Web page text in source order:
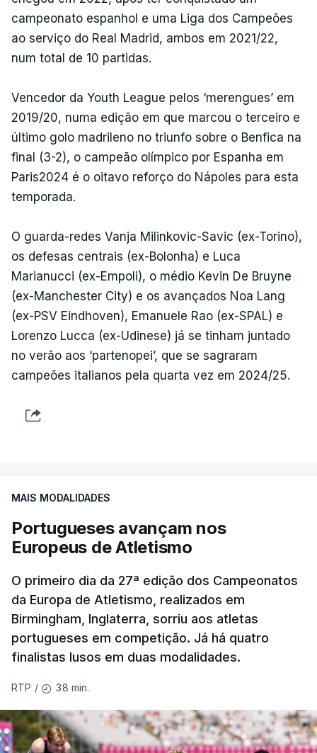
campeonato espanhol e uma Liga dos Campeões
ao serviço do Real Madrid, ambos em 2021/22,
num total de 10 partidas.
Vencedor da Youth League pelos ‘merengues’ em
2019/20, numa edição em que marcou o terceiro e
último golo madrileno no triunfo sobre o Benfica na
final (3-2), o campeão olímpico por Espanha em
Paris2024 é o oitavo reforço do Nápoles para esta
temporada.
O guarda-redes Vanja Milinkovic-Savic (ex-Torino),
os defesas centrais (ex-Bolonha) e Luca
Marianucci (ex-Empoli), o médio Kevin De Bruyne
(ex-Manchester City) e os avançados Noa Lang
(ex-PSV Eindhoven), Emanuele Rao (ex-SPAL) e
Lorenzo Lucca (ex-Udinese) já se tinham juntado
no verão aos ‘partenopei’, que se sagraram
campeões italianos pela quarta vez em 2024/25.
MAIS MODALIDADES
Portugueses avançam nos
Europeus de Atletismo
O primeiro dia da 27ª edição dos Campeonatos
da Europa de Atletismo, realizados em
Birmingham, Inglaterra, sorriu aos atletas
portugueses em competição. Já há quatro
finalistas lusos em duas modalidades.
RTP / 38 min.